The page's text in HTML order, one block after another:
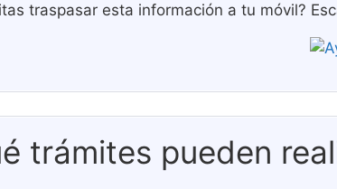
traspasar esta información a tu móvil?
trámites pueden